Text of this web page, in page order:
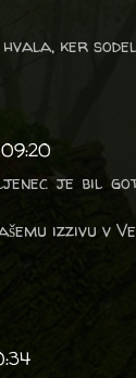
ker
je bil
izzivu v